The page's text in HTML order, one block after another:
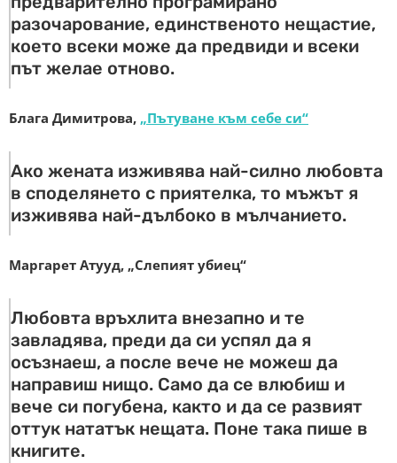
разочарование, единственото нещастие,
което всеки може да предвиди и всеки
път желае отново.
Блага Димитрова, „Пътуване към себе си“
Ако жената изживява най-силно любовта
в споделянето с приятелка, то мъжът я
изживява най-дълбоко в мълчанието.
Маргарет Атууд, „Слепият убиец“
Любовта връхлита внезапно и те
завладява, преди да си успял да я
осъзнаеш, а после вече не можеш да
направиш нищо. Само да се влюбиш и
вече си погубена, както и да се развият
оттук нататък нещата. Поне така пише в
книгите.